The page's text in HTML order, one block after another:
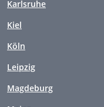
Karlsruhe
Kiel
Köln
Leipzig
Magdeburg